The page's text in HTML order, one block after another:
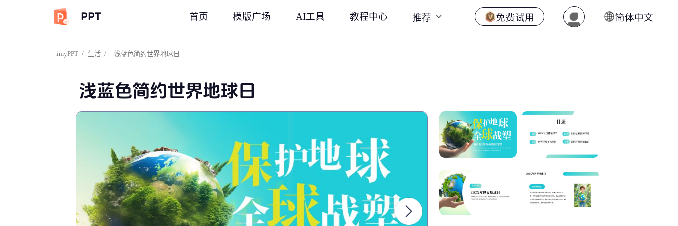
PPT 首页 模版广场 AI工具 教程中心 推荐 免费试用 简体中文
imyPPT / 生活 / 浅蓝色简约世界地球日
浅蓝色简约世界地球日